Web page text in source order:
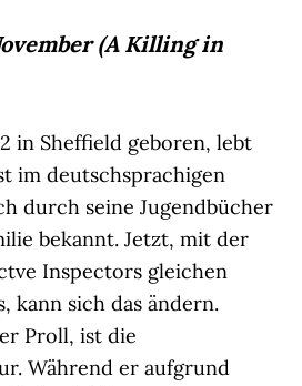
(A Killing in
in Sheffield geboren, lebt
im deutschsprachigen
durch seine Jugendbücher
bekannt. Jetzt, mit der
Inspectors gleichen
kann sich das ändern.
Proll, ist die
Während er aufgrund